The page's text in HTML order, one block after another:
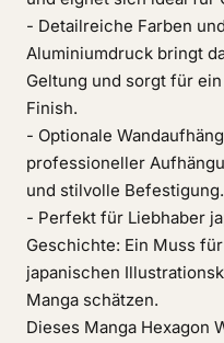
- Detailreiche Farben
Aluminiumdruck bringt
Geltung und sorgt für
Finish.
- Optionale
professioneller
und stilvolle Befestigung.
- Perfekt für Liebhaber
Geschichte: Ein Muss
japanischen
Manga schätzen.
Dieses Manga Hexagon